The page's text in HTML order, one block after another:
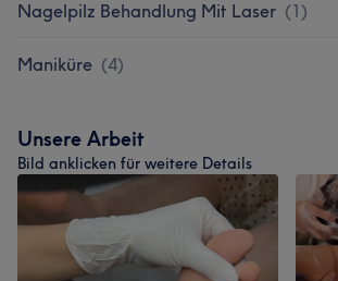
Nagelpilz Behandlung Mit Laser (1)
Maniküre (4)
Unsere Arbeit
Bild anklicken für weitere Details